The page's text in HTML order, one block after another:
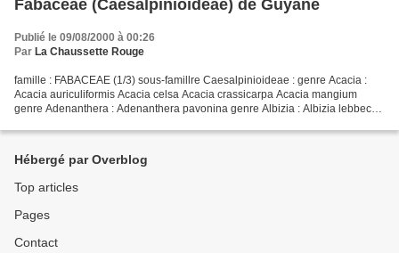
Fabaceae (Caesalpinioideae) de Guyane
Publié le 09/08/2000 à 00:26
Par La Chaussette Rouge
famille : FABACEAE (1/3) sous-famillre Caesalpinioideae : genre Acacia :
Acacia auriculiformis Acacia celsa Acacia crassicarpa Acacia mangium
genre Adenanthera : Adenanthera pavonina genre Albizia : Albizia lebbeck
Hébergé par Overblog
Top articles
Pages
Contact